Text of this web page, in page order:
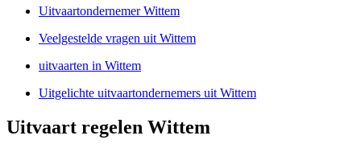
Uitvaartondernemer Wittem
Veelgestelde vragen uit Wittem
uitvaarten in Wittem
Uitgelichte uitvaartondernemers uit Wittem
Uitvaart regelen Wittem